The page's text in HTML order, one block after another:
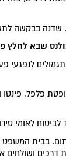
בבקשה
שבא לחלץ
לנפגעי
פלפל,
לאומי
בבית המשפט
דרכים